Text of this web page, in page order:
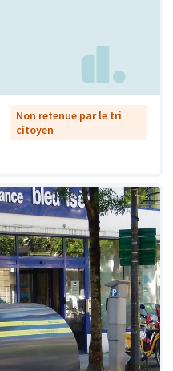
Non retenue par le tri
citoyen